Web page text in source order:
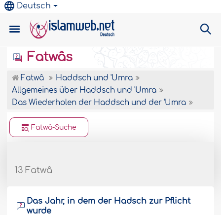
Deutsch
Fatwâs
Fatwâ
Haddsch und 'Umra
Allgemeines über Haddsch und 'Umra
Das Wiederholen der Haddsch und der 'Umra
Fatwâ-Suche
13 Fatwâ
Das Jahr, in dem der Hadsch zur Pflicht
wurde